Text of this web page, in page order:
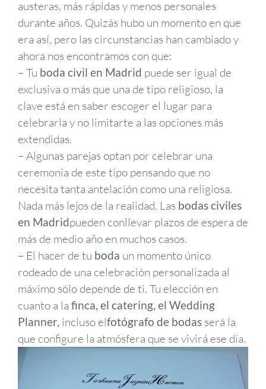
austeras, más rápidas y menos personales
durante años. Quizás hubo un momento en que
era así, pero las circunstancias han cambiado y
ahora nos encontramos con que:
– Tu boda civil en Madrid puede ser igual de
exclusiva o más que una de tipo religioso, la
clave está en saber escoger el lugar para
celebrarla y no limitarte a las opciones más
extendidas.
– Algunas parejas optan por celebrar una
ceremonia de este tipo pensando que no
necesita tanta antelación como una religiosa.
Nada más lejos de la realidad. Las bodas civiles
en Madridpueden conllevar plazos de espera de
más de medio año en muchos casos.
– El hacer de tu boda un momento único
rodeado de una celebración personalizada al
máximo sólo depende de ti. Tu elección en
cuanto a la finca, el catering, el Wedding
Planner, incluso elfotógrafo de bodas será la
que configure la atmósfera que se vivirá ese día.